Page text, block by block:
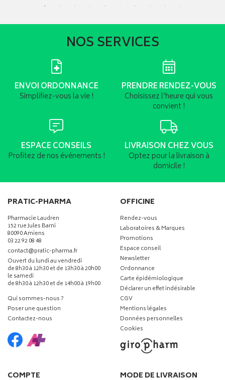
NOS SERVICES
ENVOI ORDONNANCE
Simplifiez-vous la vie !
PRENDRE RENDEZ-VOUS
Choisissez l’heure qui vous
convient !
ESPACE CONSEILS
Profitez de nos événements !
LIVRAISON CHEZ VOUS
Optez pour la livraison à
domicile !
PRATIC-PHARMA
Pharmacie Laudren
152 rue Jules Barni
80090 Amiens
03 22 92 08 48
contact-
@-
pratic-pharma.fr
Ouvert du lundi au vendredi
de 8h30 à 12h30 et de 13h30 à 20h00
le samedi
de 8h30 à 12h30 et de 14h00 à 19h00
Qui sommes-nous ?
Poser une question
Contactez-nous
OFFICINE
Rendez-vous
Laboratoires & Marques
Promotions
Espace conseil
Newsletter
Ordonnance
Carte épidémiologique
Déclarer un effet indésirable
CGV
Mentions légales
Données personnelles
Cookies
COMPTE MODE DE LIVRAISON